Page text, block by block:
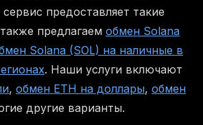
предоставляет такие
предлагаем обмен Solana
Solana (SOL) на наличные в
. Наши услуги включают
, обмен ETH на доллары, обмен
другие варианты.